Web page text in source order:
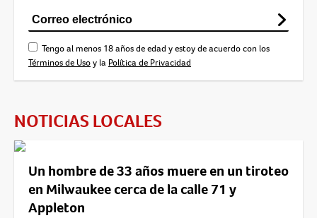
Tengo al menos 18 años de edad y estoy de acuerdo con los
Términos de Usoy la Política de Privacidad
NOTICIAS LOCALES
Un hombre de 33 años muere en un tiroteo
en Milwaukee cerca de la calle 71 y
Appleton